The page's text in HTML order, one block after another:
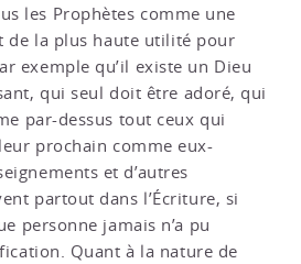
les Prophètes comme une
de la plus haute utilité pour
exemple qu’il existe un Dieu
qui seul doit être adoré, qui
par-dessus tout ceux qui
prochain comme eux-
et d’autres
partout dans l’Écriture, si
personne jamais n’a pu
Quant à la nature de